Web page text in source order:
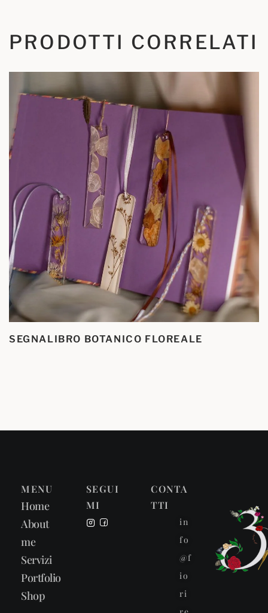
PRODOTTI CORRELATI
SEGNALIBRO BOTANICO FLOREALE
MENU
Home
About
me
Servizi
Portfolio
Shop
SEGUI
MI
CONTA
TTI
in
fo
@f
io
ri